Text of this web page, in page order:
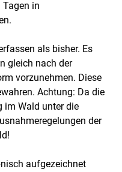
in
als bisher. Es
gleich nach der
vorzunehmen. Diese
Achtung: Da die
im Wald unter die
der
aufgezeichnet